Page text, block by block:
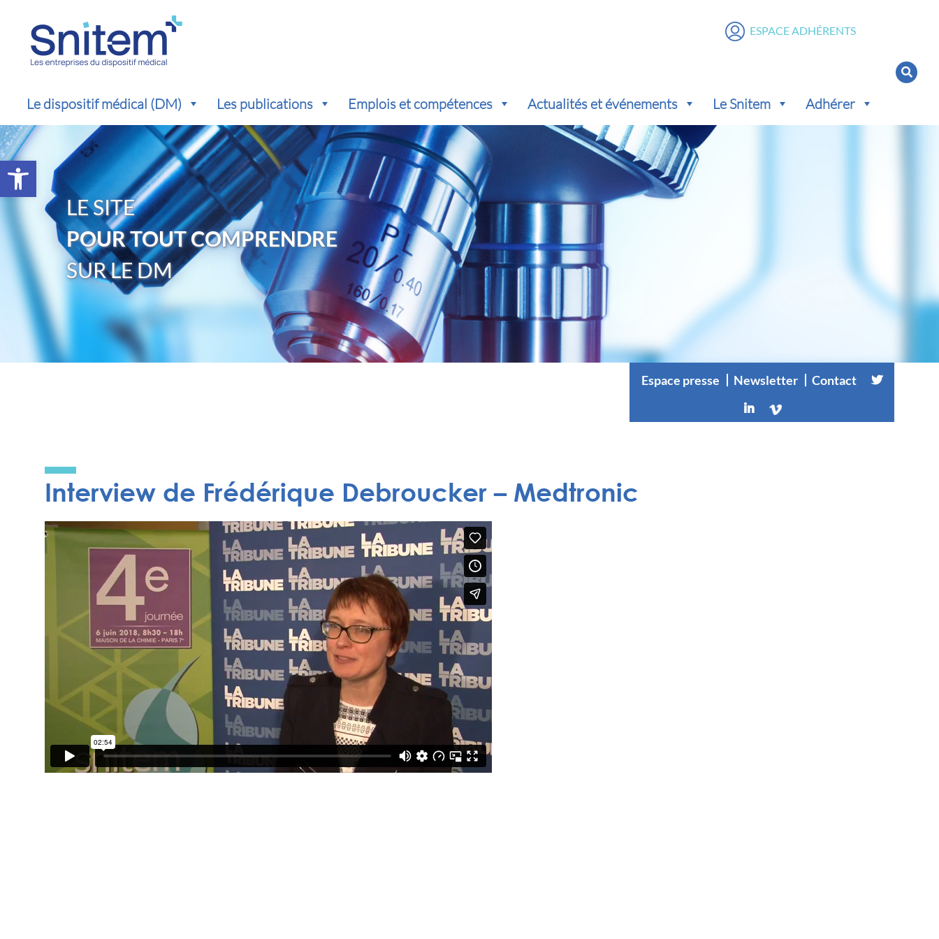
Ouvrir la barre d’outils
Le dispositif médical (DM) Les publications Emplois et compétences Actualités et événements Le Snitem Adhérer
ESPACE ADHÉRENTS
LE SITE
POUR TOUT COMPRENDRE
SUR LE DM
Espace presse Newsletter Contact
Interview de Frédérique Debroucker – Medtronic